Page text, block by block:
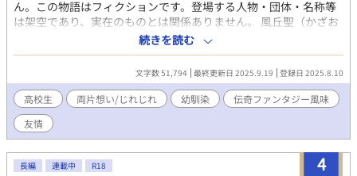
オン・ヘレニウス（20歳）αの雪豹獣人で、現グエルブ国王。気
性が荒く不器用な超美形。 ※舞台は北欧っぽいイメージです。ふ
んわりご都合主義ファンタジーなので温かい目で見守っていただ
けるとはっちゃきこいて頑張ります。
ん。この物語はフィクションです。登場する人物・団体・名称等
は架空であり、実在のものとは関係ありません。 風丘聖（かざお
かひじり）と行平武尊（ゆきひらたける）は物心ついた時からず
っと一緒に育って来た幼馴染だ。お互いに相手が特別だという自
覚はあるが、同性愛に対して身内が否定的なこともあり気持ちを
伝えることは出来ずにいる。 そんな二人が同じ高校に進学して最
初のイベント「校外学習」。職業体験とも言い換えられるこれ
で、北海道近郊の爾名島に向かった彼らは、二泊三日という非日
常の中、現地で語り継がれていた御伽噺を知ったことで奇妙な現
象に巻き込まれていく――……。
続きを読む
文字数 51,794 最終更新日 2025.9.19 登録日 2025.8.10
高校生 両片想い/じれじれ 幼馴染
伝奇ファンタジー風味
友情
4
長編 連載中 R18